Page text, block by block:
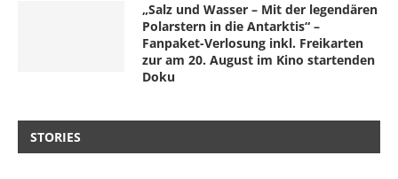
„Salz und Wasser – Mit der legendären
Polarstern in die Antarktis“ –
Fanpaket-Verlosung inkl. Freikarten
zur am 20. August im Kino startenden
Doku
STORIES